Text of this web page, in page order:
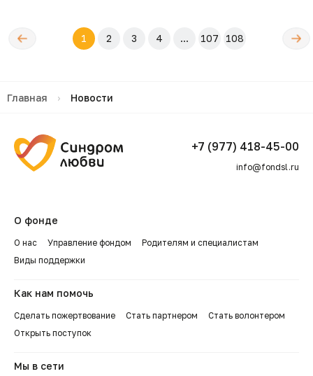
1 2 3 4 ... 107 108
Главная › Новости
+7 (977) 418-45-00
info@fondsl.ru
О фонде
О нас Управление фондом
Родителям и специалистам
Виды поддержки
Как нам помочь
Сделать пожертвование Стать партнером
Стать волонтером
Открыть поступок
Мы в сети